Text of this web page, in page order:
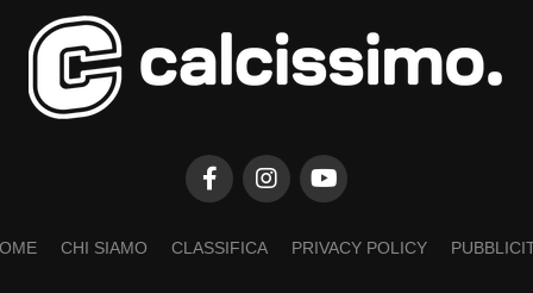
CHI SIAMO CLASSIFICA PRIVACY POLICY